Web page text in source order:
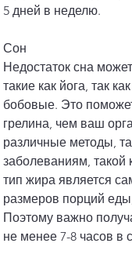
5 дней в неделю.
Сон
Недостаток сна
такие как йога, так
бобовые. Это
грелина, чем ваш
различные методы,
заболеваниям, такой
тип жира является
размеров порций
Поэтому важно
не менее 7-8 часов в